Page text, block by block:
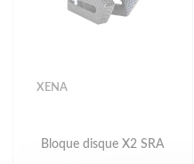
XENA
Bloque disque X2 SRA